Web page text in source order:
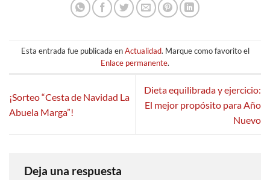
Esta entrada fue publicada enActualidad. Marque como favorito el
Enlace permanente.
¡Sorteo “Cesta de Navidad La
Abuela Marga”!
Dieta equilibrada y ejercicio:
El mejor propósito para Año
Nuevo
Deja una respuesta